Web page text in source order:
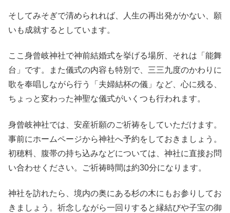
そしてみそぎで清められれば、人生の再出発がかない、願
いも成就するとしています。
ここ身曾岐神社で神前結婚式を挙げる場所、それは「能舞
台」です。また儀式の内容も特別で、三三九度のかわりに
歌を奉唱しながら行う「夫婦結杯の儀」など、心に残る、
ちょっと変わった神聖な儀式がいくつも行われます。
身曾岐神社では、安産祈願のご祈祷をしていただけます。
事前にホームページから神社へ予約をしておきましょう。
初穂料、腹帯の持ち込みなどについては、神社に直接お問
い合わせください。ご祈祷時間は約30分になります。
神社を訪れたら、境内の奥にある杉の木にもお参りしてお
きましょう。祈念しながら一回りすると縁結びや子宝の御